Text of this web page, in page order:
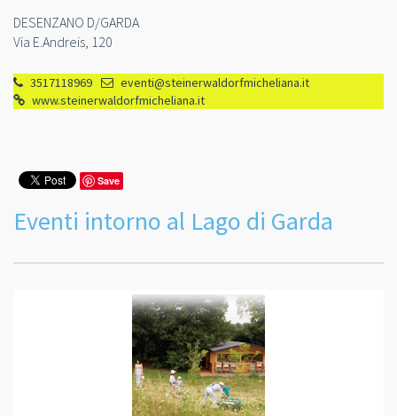
DESENZANO D/GARDA
Via E.Andreis, 120
3517118969
eventi@steinerwaldorfmicheliana.it
www.steinerwaldorfmicheliana.it
Save
Eventi intorno al Lago di Garda